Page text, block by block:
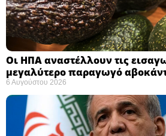
Οι ΗΠΑ αναστέλλουν τις
μεγαλύτερο παραγωγό
6 Αυγούστου 2026